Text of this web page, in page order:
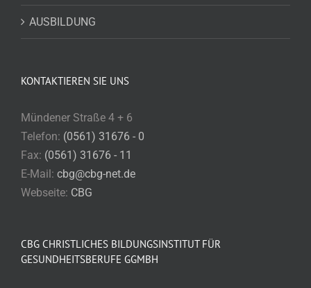
AUSBILDUNG
KONTAKTIEREN SIE UNS
Mündener Straße 4 + 6
Telefon: (0561) 31676 - 0
Fax: (0561) 31676 - 11
E-Mail: cbg@cbg-net.de
Webseite: CBG
CBG CHRISTLICHES BILDUNGSINSTITUT FÜR
GESUNDHEITSBERUFE GGMBH